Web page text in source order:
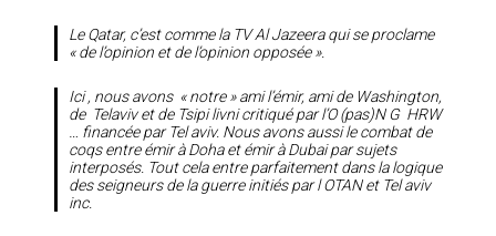
Le Qatar, c’est comme la TV Al Jazeera qui se proclame
« de l’opinion et de l’opinion opposée ».
Ici , nous avons « notre » ami l’émir, ami de Washington,
de Telaviv et de Tsipi livni critiqué par l’O (pas)N G HRW
… financée par Tel aviv. Nous avons aussi le combat de
coqs entre émir à Doha et émir à Dubai par sujets
interposés. Tout cela entre parfaitement dans la logique
des seigneurs de la guerre initiés par l OTAN et Tel aviv
inc.